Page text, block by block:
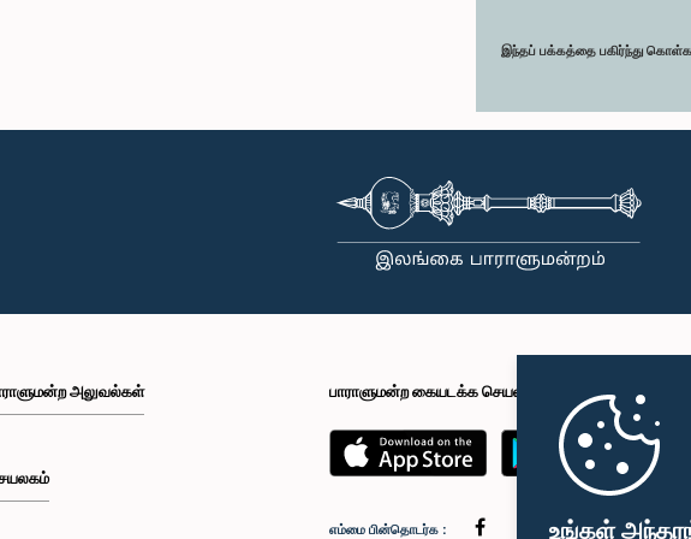
உங்கள்
இந்தப் பக்கத்தை பகிர்ந்து கொள்க
அலுவல்கள் பாராளுமன்ற கையடக்க செயலி
எம்மை பின்தொடர்க :